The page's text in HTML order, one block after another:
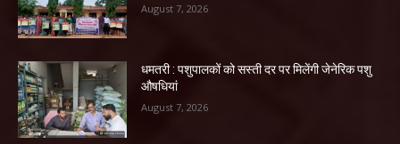
August 7, 2026
धमतरी : पशुपालकों को सस्ती दर पर मिलेंगी जेनेरिक पशु
औषधियां
August 7, 2026